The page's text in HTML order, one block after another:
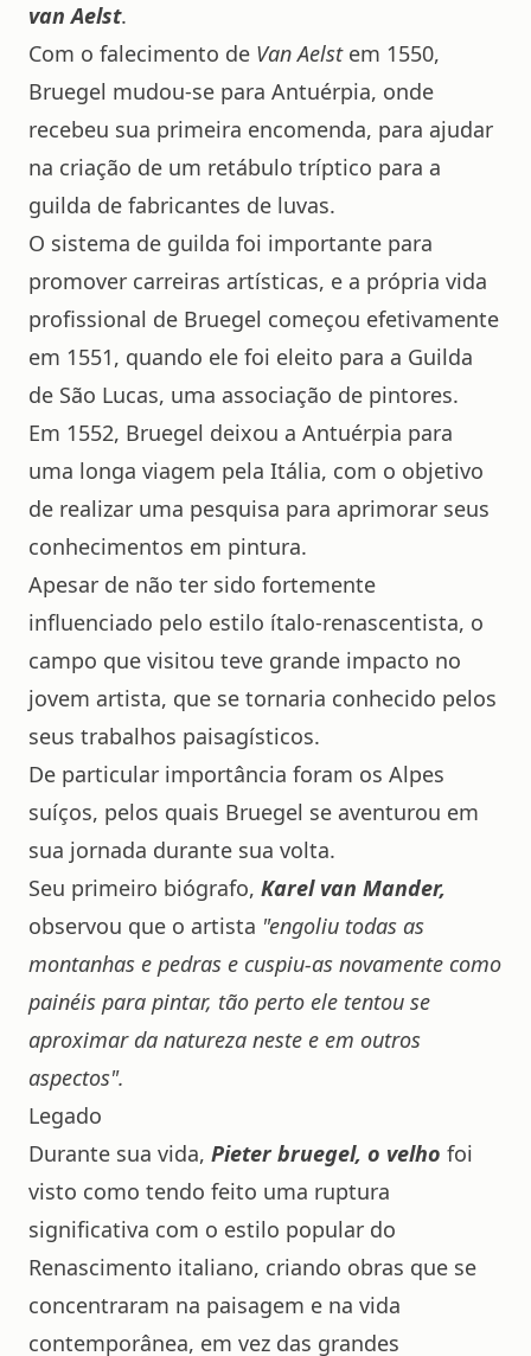
van Aelst.
Com o falecimento de Van Aelstem 1550,
Bruegel mudou-se para Antuérpia, onde
recebeu sua primeira encomenda, para ajudar
na criação de um retábulo tríptico para a
guilda de fabricantes de luvas.
O sistema de guilda foi importante para
promover carreiras artísticas, e a própria vida
profissional de Bruegel começou efetivamente
em 1551, quando ele foi eleito para a Guilda
de São Lucas, uma associação de pintores.
Em 1552, Bruegel deixou a Antuérpia para
uma longa viagem pela Itália, com o objetivo
de realizar uma pesquisa para aprimorar seus
conhecimentos em pintura.
Apesar de não ter sido fortemente
influenciado pelo estilo ítalo-renascentista, o
campo que visitou teve grande impacto no
jovem artista, que se tornaria conhecido pelos
seus trabalhos paisagísticos.
De particular importância foram os Alpes
suíços, pelos quais Bruegel se aventurou em
sua jornada durante sua volta.
Seu primeiro biógrafo, Karel van Mander,
observou que o artista "engoliu todas as
montanhas e pedras e cuspiu-as novamente como
painéis para pintar, tão perto ele tentou se
aproximar da natureza neste e em outros
aspectos".
Legado
Durante sua vida, Pieter bruegel, o velho foi
visto como tendo feito uma ruptura
significativa com o estilo popular do
Renascimento italiano, criando obras que se
concentraram na paisagem e na vida
contemporânea, em vez das grandes